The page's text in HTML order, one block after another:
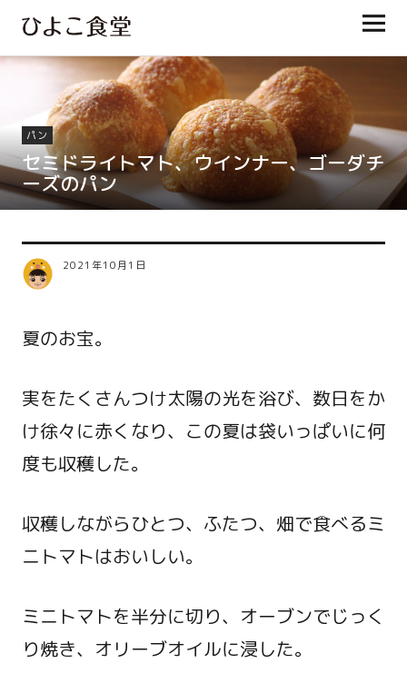
ひよこ食堂
パン
セミドライトマト、ウインナー、ゴーダチ
ーズのパン
2021年10月1日
夏のお宝。
実をたくさんつけ太陽の光を浴び、数日をか
け徐々に赤くなり、この夏は袋いっぱいに何
度も収穫した。
収穫しながらひとつ、ふたつ、畑で食べるミ
ニトマトはおいしい。
ミニトマトを半分に切り、オーブンでじっく
り焼き、オリーブオイルに浸した。